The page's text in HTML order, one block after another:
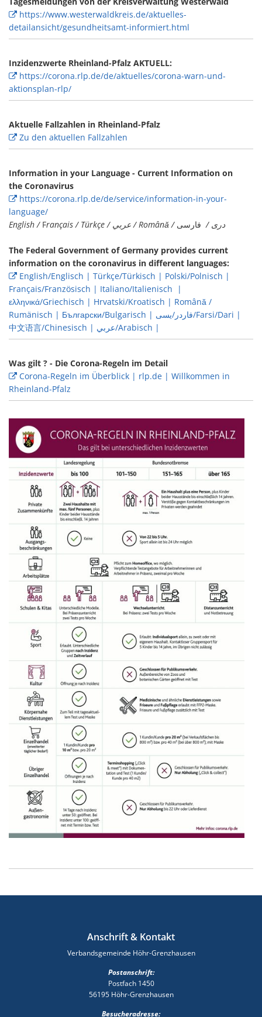
https://www.westerwaldkreis.de/aktuelles-
detailansicht/gesundheitsamt-informiert.html
Inzidenzwerte Rheinland-Pfalz AKTUELL:
https://corona.rlp.de/de/aktuelles/corona-warn-und-
aktionsplan-rlp/
Aktuelle Fallzahlen in Rheinland-Pfalz
Zu den aktuellen Fallzahlen
Information in your Language - Current Information on
the Coronavirus
https://corona.rlp.de/de/service/information-in-your-
language/
English / F rançais / Türkçe / عربي / Română / دری / فارسی
The Federal Government of Germany provides current
information on the coronavirus in different languages:
English/Englisch | Türkçe/Türkisch | Polski/Polnisch |
Français/Französisch | Italiano/Italienisch |
ελληνικά/Griechisch | Hrvatski/Kroatisch | Română /
Rumänisch | Български/Bulgarisch | فاردر/یسی/Farsi/Dari |
中文语言/Chinesisch | عربي/Arabisch |
Was gilt ? - Die Corona-Regeln im Detail
Corona-Regeln im Überblick | rlp.de | Willkommen in
Rheinland-Pfalz
Anschrift & Kontakt
Verbandsgemeinde Höhr-Grenzhausen
Postanschrift:
Postfach 1450
56195 Höhr-Grenzhausen
Besucheradresse: